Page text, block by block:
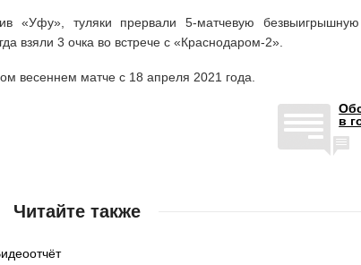
«Уфу», туляки прервали 5-матчевую
взяли 3 очка во встрече с «Краснодаром-2».
весеннем матче с 18 апреля 2021 года.
в
Читайте также